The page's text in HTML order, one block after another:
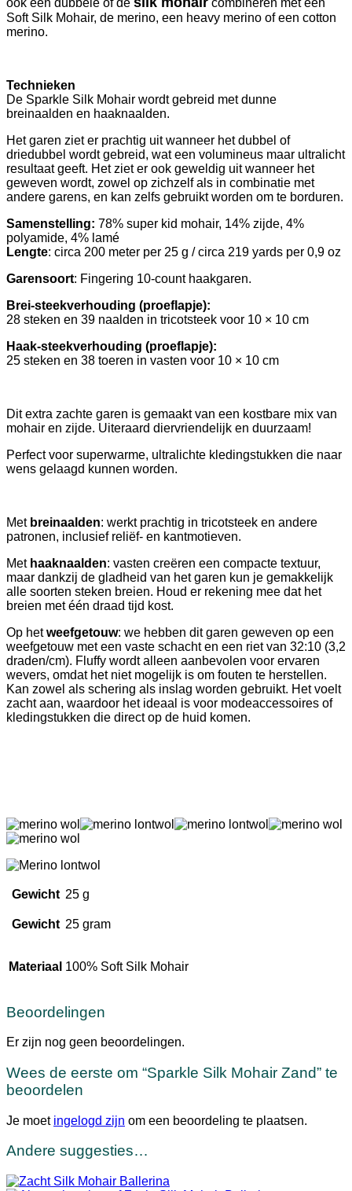
Soft Silk Mohair, de merino, een heavy merino of een cotton
merino.
Technieken
De Sparkle Silk Mohair wordt gebreid met dunne
breinaalden en haaknaalden.
Het garen ziet er prachtig uit wanneer het dubbel of
driedubbel wordt gebreid, wat een volumineus maar ultralicht
resultaat geeft. Het ziet er ook geweldig uit wanneer het
geweven wordt, zowel op zichzelf als in combinatie met
andere garens, en kan zelfs gebruikt worden om te borduren.
Samenstelling: 78% super kid mohair, 14% zijde, 4%
polyamide, 4% lamé
Lengte: circa 200 meter per 25 g / circa 219 yards per 0,9 oz
Garensoort: Fingering 10-count haakgaren.
Brei-steekverhouding (proeflapje):
28 steken en 39 naalden in tricotsteek voor 10 × 10 cm
Haak-steekverhouding (proeflapje):
25 steken en 38 toeren in vasten voor 10 × 10 cm
Dit extra zachte garen is gemaakt van een kostbare mix van
mohair en zijde. Uiteraard diervriendelijk en duurzaam!
Perfect voor superwarme, ultralichte kledingstukken die naar
wens gelaagd kunnen worden.
Met breinaalden: werkt prachtig in tricotsteek en andere
patronen, inclusief reliëf- en kantmotieven.
Met haaknaalden: vasten creëren een compacte textuur,
maar dankzij de gladheid van het garen kun je gemakkelijk
alle soorten steken breien. Houd er rekening mee dat het
breien met één draad tijd kost.
Op hetweefgetouw: we hebben dit garen geweven op een
weefgetouw met een vaste schacht en een riet van 32:10 (3,2
draden/cm). Fluffy wordt alleen aanbevolen voor ervaren
wevers, omdat het niet mogelijk is om fouten te herstellen.
Kan zowel als schering als inslag worden gebruikt. Het voelt
zacht aan, waardoor het ideaal is voor modeaccessoires of
kledingstukken die direct op de huid komen.
Gewicht 25 g
Gewicht 25 gram
Materiaal 100% Soft Silk Mohair
Beoordelingen
Er zijn nog geen beoordelingen.
Wees de eerste om “Sparkle Silk Mohair Zand” te
beoordelen
Je moet ingelogd zijn om een beoordeling te plaatsen.
Andere suggesties…